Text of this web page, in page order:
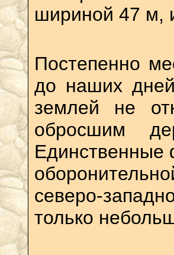
шириной 47 м,
Постепенно
до наших
землей не
обросшим
Единственные
северо-
только